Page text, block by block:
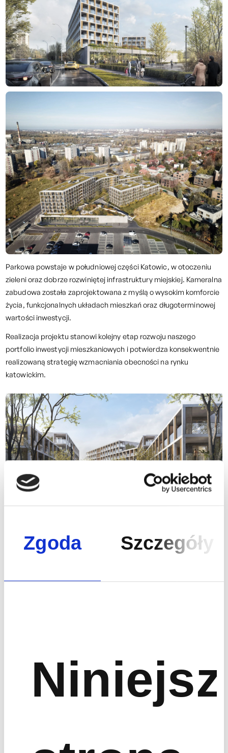
Zgoda Szczegóły
Parkowa powstaje w południowej części Katowic, w otoczeniu
zieleni oraz dobrze rozwiniętej infrastruktury miejskiej. Kameralna
zabudowa została zaprojektowana z myślą o wysokim komforcie
życia, funkcjonalnych układach mieszkań oraz długoterminowej
wartości inwestycji.
Realizacja projektu stanowi kolejny etap rozwoju naszego
portfolio inwestycji mieszkaniowych i potwierdza konsekwentnie
realizowaną strategię wzmacniania obecności na rynku
katowickim.